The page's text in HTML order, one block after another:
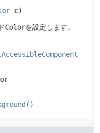
c)
Colorを設定します。
AccessibleComponent